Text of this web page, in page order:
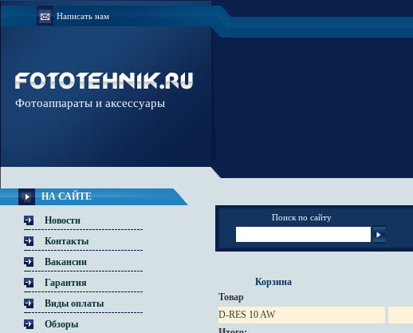
Написать нам
Фотоаппараты и аксессуары
НА САЙТЕ
Новости
Контакты
Вакансии
Гарантия
Виды оплаты
Обзоры
Поиск по сайту
Корзина
Товар
D-RES 10 AW